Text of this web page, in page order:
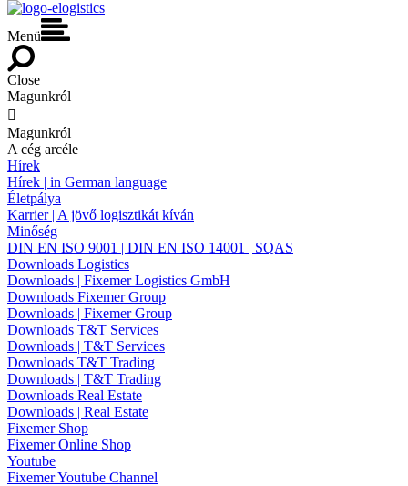
Menü
Close
Magunkról

Magunkról
A cég arcéle
Hírek
Hírek | in German language
Életpálya
Karrier | A jövő logisztikát kíván
Minőség
DIN EN ISO 9001 | DIN EN ISO 14001 | SQAS
Downloads Logistics
Downloads | Fixemer Logistics GmbH
Downloads Fixemer Group
Downloads | Fixemer Group
Downloads T&T Services
Downloads | T&T Services
Downloads T&T Trading
Downloads | T&T Trading
Downloads Real Estate
Downloads | Real Estate
Fixemer Shop
Fixemer Online Shop
Youtube
Fixemer Youtube Channel